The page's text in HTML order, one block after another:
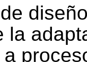
la